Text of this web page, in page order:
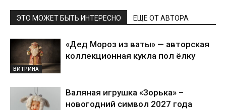
ЭТО МОЖЕТ БЫТЬ ИНТЕРЕСНО ЕЩЕ ОТ АВТОРА
ВИТРИНА
«Дед Мороз из ваты» — авторская
коллекционная кукла пол ёлку
Валяная игрушка «Зорька» –
новогодний символ 2027 года